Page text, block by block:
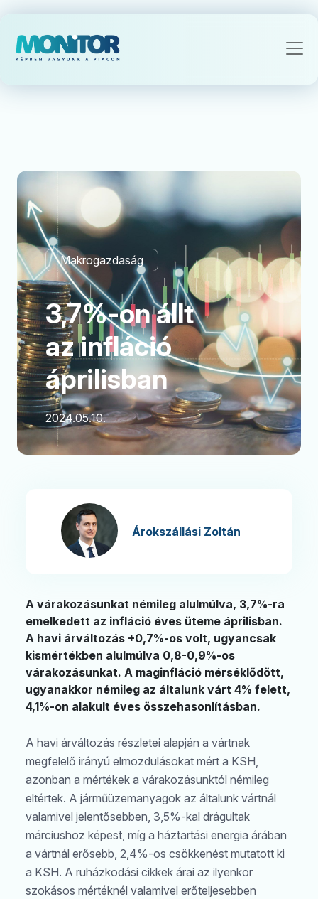
Makrogazdaság
3,7%-on állt
az infláció
áprilisban
2024.05.10.
Árokszállási Zoltán
A várakozásunkat némileg alulmúlva, 3,7%-ra
emelkedett az infláció éves üteme áprilisban.
A havi árváltozás +0,7%-os volt, ugyancsak
kismértékben alulmúlva 0,8-0,9%-os
várakozásunkat. A maginfláció mérséklődött,
ugyanakkor némileg az általunk várt 4% felett,
4,1%-on alakult éves összehasonlításban.
A havi árváltozás részletei alapján a vártnak
megfelelő irányú elmozdulásokat mért a KSH,
azonban a mértékek a várakozásunktól némileg
eltértek. A járműüzemanyagok az általunk vártnál
valamivel jelentősebben, 3,5%-kal drágultak
márciushoz képest, míg a háztartási energia árában
a vártnál erősebb, 2,4%-os csökkenést mutatott ki
a KSH. A ruházkodási cikkek árai az ilyenkor
szokásos mértéknél valamivel erőteljesebben